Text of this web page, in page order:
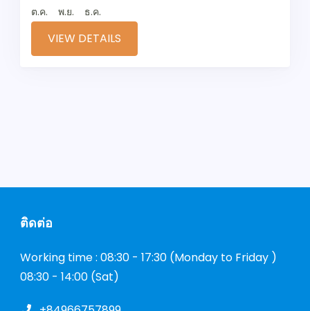
ต.ค.
พ.ย. ธ.ค.
VIEW DETAILS
ติดต่อ
Working time : 08:30 - 17:30 (Monday to Friday )
08:30 - 14:00 (Sat)